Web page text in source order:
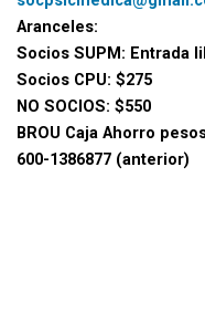
Aranceles:
Socios SUPM: Entrada
Socios CPU: $275
NO SOCIOS: $550
BROU Caja Ahorro
600-1386877 (anterior)